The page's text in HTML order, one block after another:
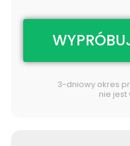
3-dniowy okres
nie